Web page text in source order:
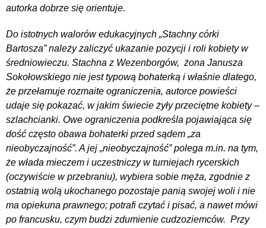
autorka dobrze się orientuje.
Do istotnych walorów edukacyjnych „Stachny córki
Bartosza” należy zaliczyć ukazanie pozycji i roli kobiety w
średniowieczu. Stachna z Wezenborgów, żona Janusza
Sokołowskiego nie jest typową bohaterką i właśnie dlatego,
że przełamuje rozmaite ograniczenia, autorce powieści
udaje się pokazać, w jakim świecie żyły przeciętne kobiety –
szlachcianki. Owe ograniczenia podkreśla pojawiająca się
dość często obawa bohaterki przed sądem „za
nieobyczajność”. A jej „nieobyczajność” polega m.in. na tym,
że włada mieczem i uczestniczy w turniejach rycerskich
(oczywiście w przebraniu), wybiera sobie męża, zgodnie z
ostatnią wolą ukochanego pozostaje panią swojej woli i nie
ma opiekuna prawnego; potrafi czytać i pisać, a nawet mówi
po francusku, czym budzi zdumienie cudzoziemców. Przy